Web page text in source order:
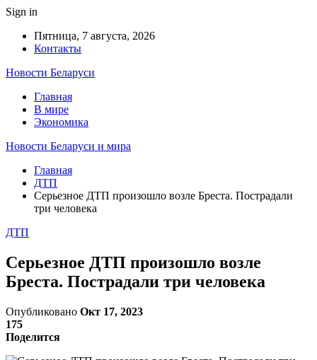
Sign in
Пятница, 7 августа, 2026
Контакты
Новости Беларуси
Главная
В мире
Экономика
Новости Беларуси и мира
Главная
ДТП
Серьезное ДТП произошло возле Бреста. Пострадали
три человека
ДТП
Серьезное ДТП произошло возле
Бреста. Пострадали три человека
Опубликовано Окт 17, 2023
175
Поделится